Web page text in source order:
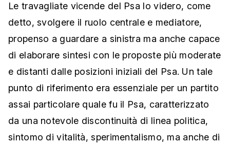
Le travagliate vicende del Psa lo videro, come
detto, svolgere il ruolo centrale e mediatore,
propenso a guardare a sinistra ma anche capace
di elaborare sintesi con le proposte più moderate
e distanti dalle posizioni iniziali del Psa. Un tale
punto di riferimento era essenziale per un partito
assai particolare quale fu il Psa, caratterizzato
da una notevole discontinuità di linea politica,
sintomo di vitalità, sperimentalismo, ma anche di